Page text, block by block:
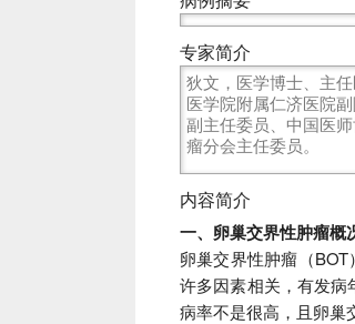
专家简介
狄文，医学博士、主
医学院附属仁济医院
副主任委员、中国医
瘤分会主任委员。
内容简介
一、卵巢交界性肿瘤概
卵巢交界性肿瘤（
许多因素相关，有发
病率不是很高，且卵巢